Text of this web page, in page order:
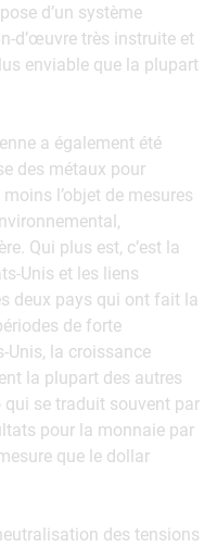
d’un système
d’œuvre très instruite et
enviable que la plupart
a également été
des métaux pour
l’objet de mesures
Qui plus est, c’est la
Unis et les liens
deux pays qui ont fait la
de forte
Unis, la croissance
la plupart des autres
qui se traduit souvent par
pour la monnaie par
que le dollar
des tensions